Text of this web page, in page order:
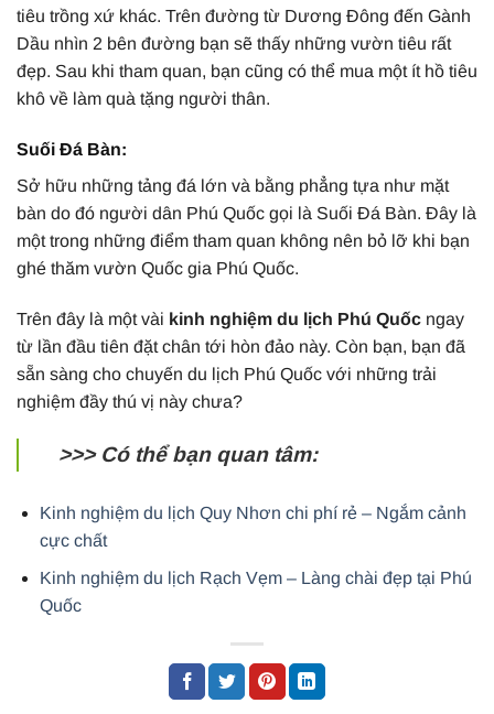
tiêu trồng xứ khác. Trên đường từ Dương Đông đến Gành
Dầu nhìn 2 bên đường bạn sẽ thấy những vườn tiêu rất
đẹp. Sau khi tham quan, bạn cũng có thể mua một ít hồ tiêu
khô về làm quà tặng người thân.
Suối Đá Bàn:
Sở hữu những tảng đá lớn và bằng phẳng tựa như mặt
bàn do đó người dân Phú Quốc gọi là Suối Đá Bàn. Đây là
một trong những điểm tham quan không nên bỏ lỡ khi bạn
ghé thăm vườn Quốc gia Phú Quốc.
Trên đây là một vài kinh nghiệm du lịch Phú Quốc ngay
từ lần đầu tiên đặt chân tới hòn đảo này. Còn bạn, bạn đã
sẵn sàng cho chuyến du lịch Phú Quốc với những trải
nghiệm đầy thú vị này chưa?
>>> Có thể bạn quan tâm:
Kinh nghiệm du lịch Quy Nhơn chi phí rẻ – Ngắm cảnh
cực chất
Kinh nghiệm du lịch Rạch Vẹm – Làng chài đẹp tại Phú
Quốc